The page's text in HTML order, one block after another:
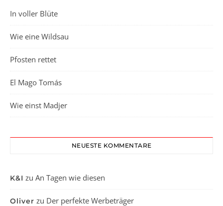
In voller Blüte
Wie eine Wildsau
Pfosten rettet
El Mago Tomás
Wie einst Madjer
NEUESTE KOMMENTARE
K&I zu An Tagen wie diesen
Oliver zu Der perfekte Werbeträger